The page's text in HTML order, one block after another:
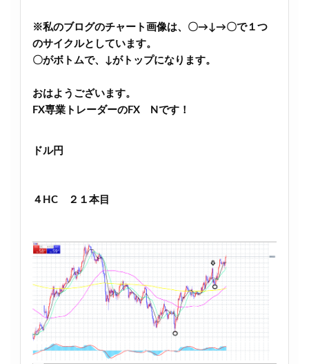
※私のブログのチャート画像は、〇→↓→〇で１つ
のサイクルとしています。
〇がボトムで、↓がトップになります。
おはようございます。
FX専業トレーダーのFX Nです！
ドル円
４HC ２１本目